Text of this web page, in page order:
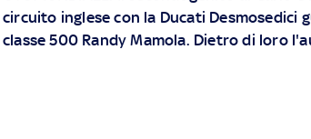
circuito inglese con la Ducati Desmosedici
classe 500 Randy Mamola. Dietro di loro